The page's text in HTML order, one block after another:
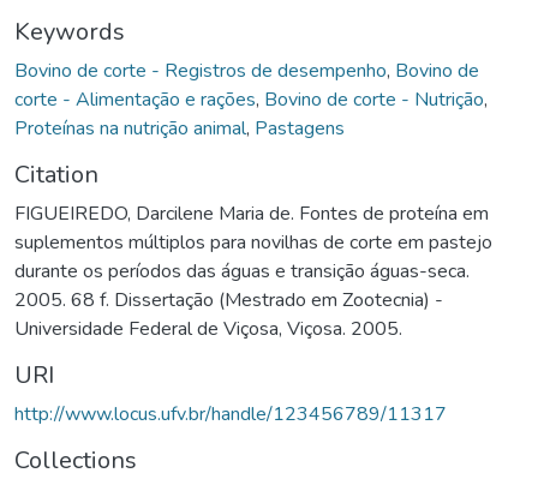
Keywords
Bovino de corte - Registros de desempenho, Bovino de
corte - Alimentação e rações, Bovino de corte - Nutrição,
Proteínas na nutrição animal, Pastagens
Citation
FIGUEIREDO, Darcilene Maria de. Fontes de proteína em
suplementos múltiplos para novilhas de corte em pastejo
durante os períodos das águas e transição águas-seca.
2005. 68 f. Dissertação (Mestrado em Zootecnia) -
Universidade Federal de Viçosa, Viçosa. 2005.
URI
http://www.locus.ufv.br/handle/123456789/11317
Collections